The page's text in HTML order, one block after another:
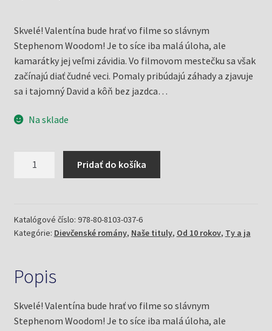
bola:
6,90 €.
je:
4,00 €.
Skvelé! Valentína bude hrať vo filme so slávnym
Stephenom Woodom! Je to síce iba malá úloha, ale
kamarátky jej veľmi závidia. Vo filmovom mestečku sa však
začínajú diať čudné veci. Pomaly pribúdajú záhady a zjavuje
sa i tajomný David a kôň bez jazdca…
Na sklade
Pridať do košíka
Katalógové číslo: 978-80-8103-037-6
Kategórie: Dievčenské romány, Naše tituly, Od 10 rokov, Ty a ja
Popis
Skvelé! Valentína bude hrať vo filme so slávnym
Stephenom Woodom! Je to síce iba malá úloha, ale